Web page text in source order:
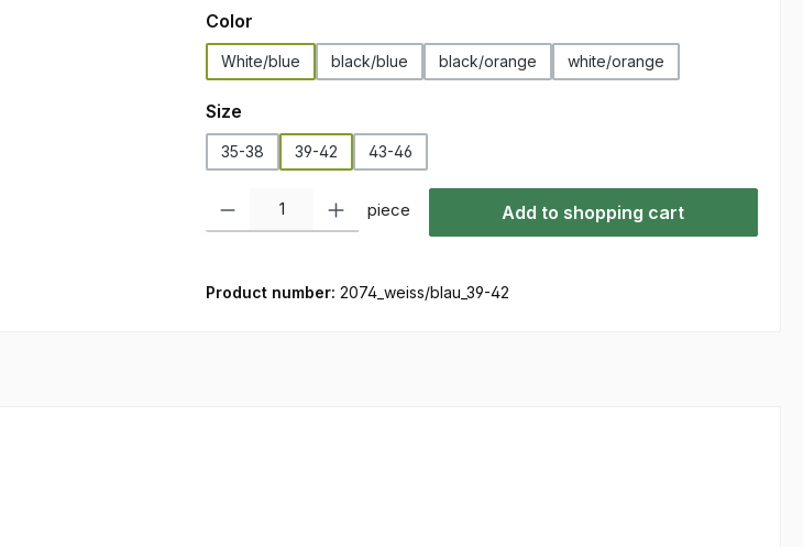
Select
Color
White/blue black/blue black/orange white/orange
Select
Size
35-38 39-42 43-46
Product Quantity: Enter the desired amount or use the buttons to increase or
piece Add to shopping cart
Product number: 2074_weiss/blau_39-42